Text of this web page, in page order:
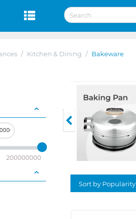
/ Kitchen & Dining / Bakeware
200000000
Sort by Popularity